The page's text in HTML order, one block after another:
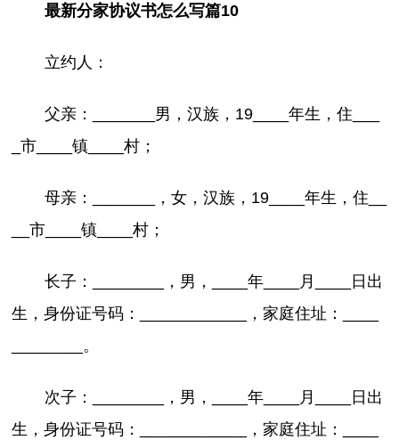
最新分家协议书怎么写篇10
立约人：
父亲：_______男，汉族，19____年生，住___
_市____镇____村；
母亲：_______，女，汉族，19____年生，住__
__市____镇____村；
长子：________，男，____年____月____日出
生，身份证号码：____________，家庭住址：____
________。
次子：________，男，____年____月____日出
生，身份证号码：____________，家庭住址：____